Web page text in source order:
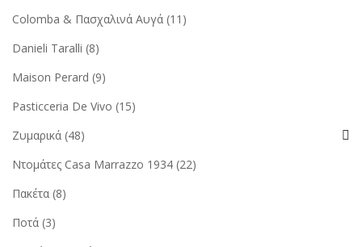
Colomba & Πασχαλινά Αυγά (11)
Danieli Taralli (8)
Maison Perard (9)
Pasticceria De Vivo (15)
Ζυμαρικά (48)
Ντομάτες Casa Marrazzo 1934 (22)
Πακέτα (8)
Ποτά (3)